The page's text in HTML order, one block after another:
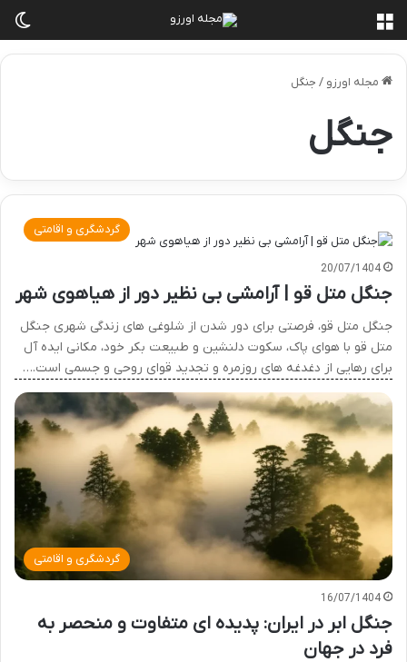
مجله اورزو / جنگل
جنگل
گردشگری و اقامتی
20/07/1404
جنگل متل قو | آرامشی بی نظیر دور از هیاهوی شهر
جنگل متل قو، فرصتی برای دور شدن از شلوغی های زندگی شهری جنگل
متل قو با هوای پاک، سکوت دلنشین و طبیعت بکر خود، مکانی ایده آل
برای رهایی از دغدغه های روزمره و تجدید قوای روحی و جسمی است.…
گردشگری و اقامتی
16/07/1404
جنگل ابر در ایران: پدیده ای متفاوت و منحصر به
فرد در جهان